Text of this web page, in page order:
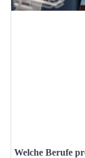
Welche Berufe